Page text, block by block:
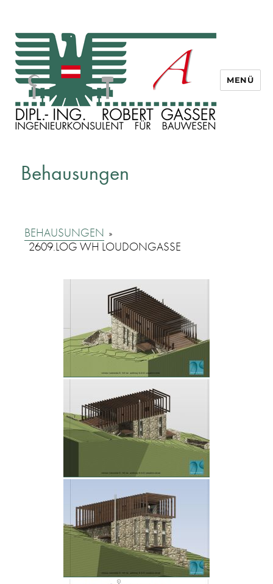
MENÜ
Behausungen
BEHAUSUNGEN »
2609.LOG WH LOUDONGASSE